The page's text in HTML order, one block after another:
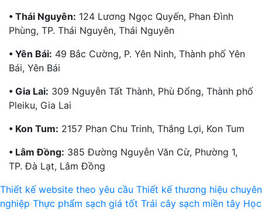
• Thái Nguyên: 124 Lương Ngọc Quyến, Phan Đình
Phùng, TP. Thái Nguyên, Thái Nguyên
• Yên Bái: 49 Bắc Cường, P. Yên Ninh, Thành phố Yên
Bái, Yên Bái
• Gia Lai: 309 Nguyễn Tất Thành, Phù Đổng, Thành phố
Pleiku, Gia Lai
• Kon Tum: 2157 Phan Chu Trinh, Thắng Lợi, Kon Tum
• Lâm Đồng: 385 Đường Nguyễn Văn Cừ, Phường 1,
TP. Đà Lạt, Lâm Đồng
Thiết kế website theo yêu cầu Thiết kế thương hiệu chuyên
nghiệp Thực phẩm sạch giá tốt Trái cây sạch miền tây Học